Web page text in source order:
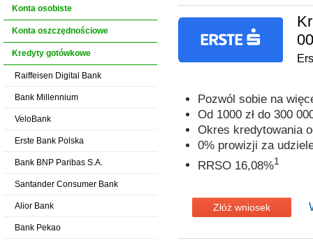
Konta osobiste
Konta oszczędnościowe
Kredyty gotówkowe
Raiffeisen Digital Bank
Bank Millennium
VeloBank
Erste Bank Polska
Bank BNP Paribas S.A.
Santander Consumer Bank
Alior Bank
Bank Pekao
Pozwól sobie na
Od 1000 zł do 300
Okres kredytowania
0% prowizji za
RRSO 16,08%1
Złóż wniosek